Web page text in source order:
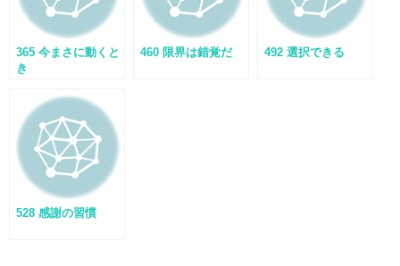
365 今まさに動くと
き
460 限界は錯覚だ 492 選択できる
528 感謝の習慣